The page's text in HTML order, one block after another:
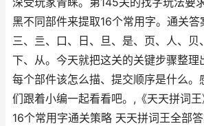
黑不同部件来提取16个常用字。通关答
三、亖、口、日、旦、是、页、人、贝
下、从。今天就把这关的关键步骤整理
每个部件该怎么描、提交顺序是什么。
们跟着小编一起看看吧。,《天天拼词
16个常用字通关策略 天天拼词王全部